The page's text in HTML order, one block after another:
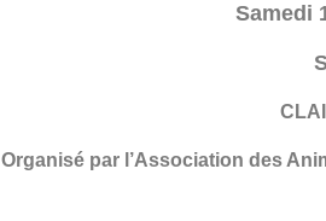
Samedi
Organisé par l’Association des